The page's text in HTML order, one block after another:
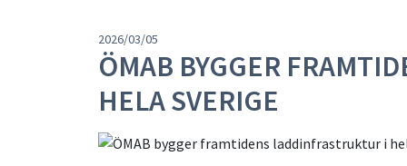
2026/03/05
ÖMAB BYGGER
HELA SVERIGE